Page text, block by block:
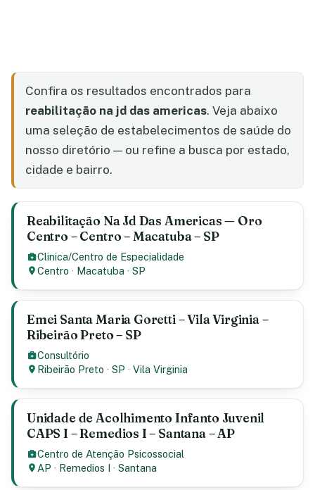
Confira os resultados encontrados para
reabilitação na jd das americas. Veja abaixo
uma seleção de estabelecimentos de saúde do
nosso diretório — ou refine a busca por estado,
cidade e bairro.
Reabilitação Na Jd Das Americas — Oro
Centro – Centro – Macatuba – SP
Clinica/Centro de Especialidade
Centro · Macatuba ·SP
Emei Santa Maria Goretti – Vila Virginia –
Ribeirão Preto – SP
Consultório
Ribeirão Preto ·SP ·Vila Virginia
Unidade de Acolhimento Infanto Juvenil
CAPS I – Remedios I – Santana – AP
Centro de Atenção Psicossocial
AP · Remedios I ·Santana